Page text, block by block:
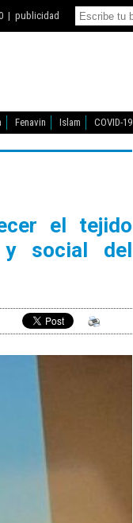
| publicidad
Fenavin Islam COVID-19
el tejido
y social del